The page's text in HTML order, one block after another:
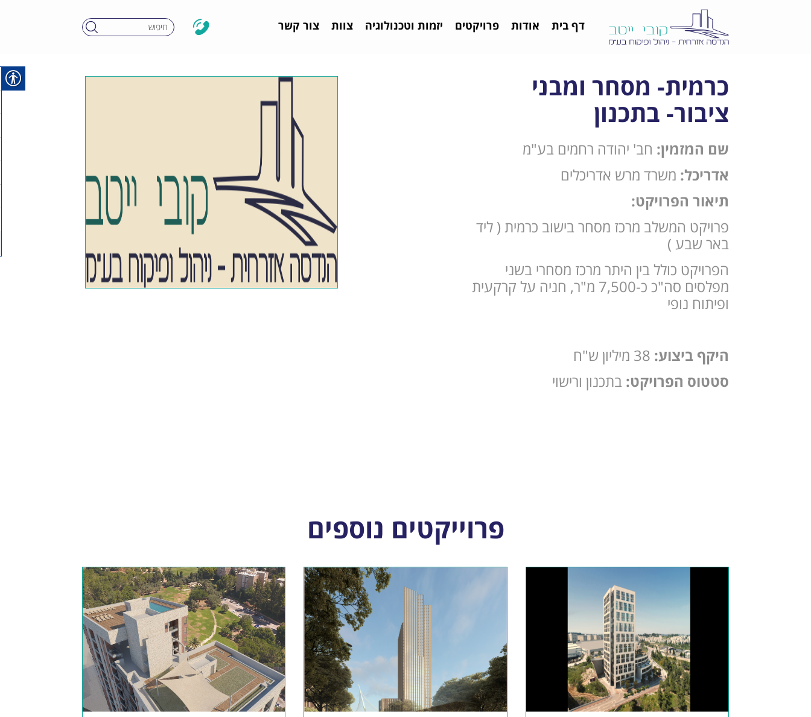
דף בית אודות פרויקטים יזמות וטכנולוגיה צוות צור קשר
כרמית- מסחר ומבני
ציבור- בתכנון
שם המזמין: חב' יהודה רחמים בע"מ
אדריכל: משרד מרש אדריכלים
תיאור הפרויקט:
פרויקט המשלב מרכז מסחר בישוב כרמית ( ליד
באר שבע )
הפרויקט כולל בין היתר מרכז מסחרי בשני
מפלסים סה"כ כ-7,500 מ"ר, חניה על קרקעית
ופיתוח נופי
היקף ביצוע: 38 מיליון ש"ח
סטטוס הפרויקט: בתכנון ורישוי
פרוייקטים נוספים